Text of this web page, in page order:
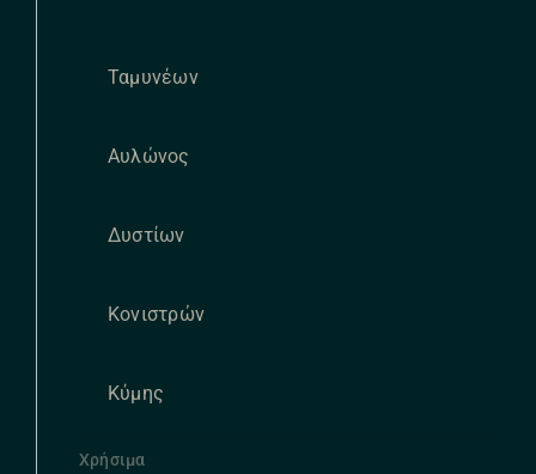
Ταμυνέων
Αυλώνος
Δυστίων
Κονιστρών
Κύμης
Χρήσιμα